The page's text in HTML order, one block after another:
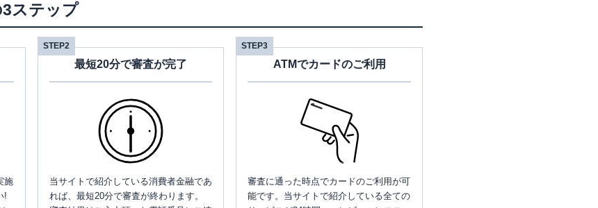
ステップ
施
!
STEP2
最短20分で審査が完了
当サイトで紹介している消費者金融であ
れば、最短20分で審査が終わります。
STEP3
ATMでカードのご利用
審査に通った時点でカードのご利用が可
能です。当サイトで紹介している全ての